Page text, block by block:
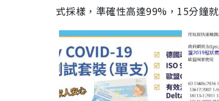
式採樣，準確性高達99%，15分鐘